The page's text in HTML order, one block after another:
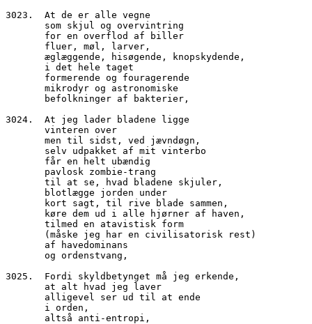
3023.  At de er alle vegne
       som skjul og overvintring
       for en overflod af biller
       fluer, møl, larver,
       æglæggende, hisøgende, knopskydende,
       i det hele taget
       formerende og fouragerende
       mikrodyr og astronomiske
       befolkninger af bakterier,
3024.  At jeg lader bladene ligge
       vinteren over
       men til sidst, ved jævndøgn,
       selv udpakket af mit vinterbo
       får en helt ubændig
       pavlosk zombie-trang
       til at se, hvad bladene skjuler,
       blotlægge jorden under
       kort sagt, til rive blade sammen,
       køre dem ud i alle hjørner af haven,
       tilmed en atavistisk form
       (måske jeg har en civilisatorisk rest)
       af havedominans
       og ordenstvang,
3025.  Fordi skyldbetynget må jeg erkende,
       at alt hvad jeg laver
       alligevel ser ud til at ende
       i orden,
       altså anti-entropi,